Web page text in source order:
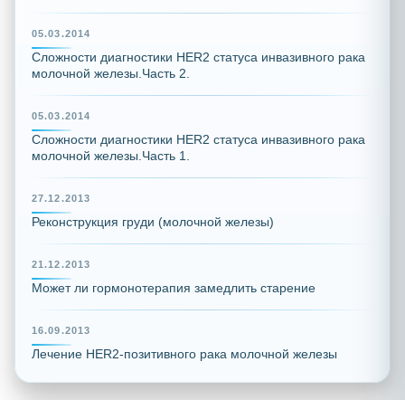
05.03.2014
Сложности диагностики HER2 статуса инвазивного рака
молочной железы.Часть 2.
05.03.2014
Сложности диагностики HER2 статуса инвазивного рака
молочной железы.Часть 1.
27.12.2013
Реконструкция груди (молочной железы)
21.12.2013
Может ли гормонотерапия замедлить старение
16.09.2013
Лечение HER2-позитивного рака молочной железы